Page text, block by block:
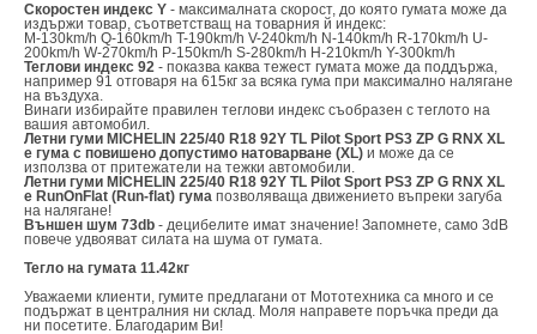
Скоростен индекс Y - максималната скорост, до която гумата може да
издържи товар, съответстващ на товарния й индекс:
M-130km/h Q-160km/h T-190km/h V-240km/h N-140km/h R-170km/h U-
200km/h W-270km/h P-150km/h S-280km/h H-210km/h Y-300km/h
Теглови индекс 92 - показва каква тежест гумата може да поддържа,
например 91 отговаря на 615кг за всяка гума при максимално налягане
на въздуха.
Винаги избирайте правилен теглови индекс съобразен с теглото на
вашия автомобил.
Летни гуми MICHELIN 225/40 R18 92Y TL Pilot Sport PS3 ZP G RNX XL
е гума с повишено допустимо натоварване (XL) и може да се
използва от притежатели на тежки автомобили.
Летни гуми MICHELIN 225/40 R18 92Y TL Pilot Sport PS3 ZP G RNX XL
е RunOnFlat (Run-flat) гума позволяваща движението въпреки загуба
на налягане!
Външен шум 73db - децибелите имат значение! Запомнете, само 3dB
повече удвояват силата на шума от гумата.
Тегло на гумата 11.42кг
Уважаеми клиенти, гумите предлагани от Мототехника са много и се
подържат в централния ни склад. Моля направете поръчка преди да
ни посетите. Благодарим Ви!